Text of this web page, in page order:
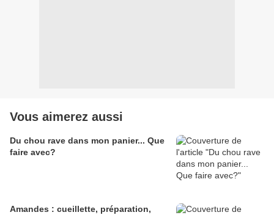
Vous aimerez aussi
Du chou rave dans mon panier... Que
faire avec?
Amandes : cueillette, préparation,